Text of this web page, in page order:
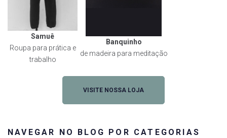
Samuê
Roupa para prática e
trabalho
Banquinho
de madeira para meditação
VISITE NOSSA LOJA
NAVEGAR NO BLOG POR CATEGORIAS